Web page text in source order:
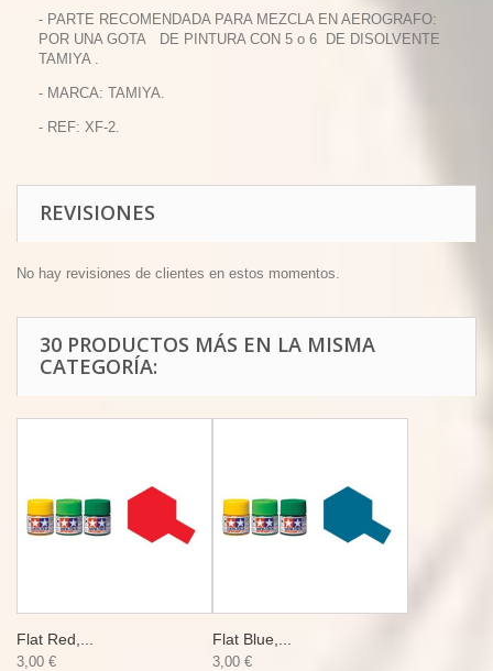
- PARTE RECOMENDADA PARA MEZCLA EN AEROGRAFO:
POR UNA GOTA DE PINTURA CON 5 o 6 DE DISOLVENTE
TAMIYA .
- MARCA: TAMIYA.
- REF: XF-2.
REVISIONES
No hay revisiones de clientes en estos momentos.
30 PRODUCTOS MÁS EN LA MISMA
CATEGORÍA:
Flat Red,...
3,00 €
Flat Blue,...
3,00 €